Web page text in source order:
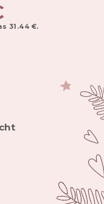
31.44 €.